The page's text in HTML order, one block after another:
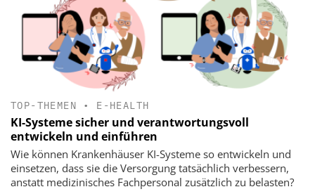
TOP-THEMEN • E-HEALTH
KI-Systeme sicher und verantwortungsvoll
entwickeln und einführen
Wie können Krankenhäuser KI-Systeme so entwickeln und
einsetzen, dass sie die Versorgung tatsächlich verbessern,
anstatt medizinisches Fachpersonal zusätzlich zu belasten?